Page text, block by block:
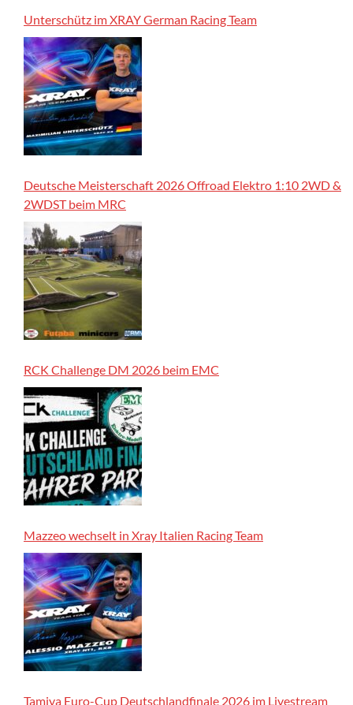
Unterschütz im XRAY German Racing Team
Deutsche Meisterschaft 2026 Offroad Elektro 1:10 2WD &
2WDST beim MRC
RCK Challenge DM 2026 beim EMC
Mazzeo wechselt in Xray Italien Racing Team
Tamiya Euro-Cup Deutschlandfinale 2026 im Livestream